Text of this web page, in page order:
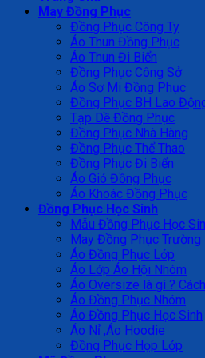
May Đồng Phục
Đồng Phục Công Ty
Áo Thun Đồng Phục
Áo Thun Đi Biển
Đồng Phục Công Sở
Áo Sơ Mi Đồng Phục
Đồng Phục BH Lao
Tạp Dề Đồng Phục
Đồng Phục Nhà Hàng
Đồng Phục Thể Thao
Đồng Phục Đi Biển
Áo Gió Đồng Phục
Áo Khoác Đồng Phục
Đồng Phục Học Sinh
Mẫu Đồng Phục Học
May Đồng Phục Trường
Áo Đồng Phục Lớp
Áo Lớp Áo Hội Nhóm
Áo Oversize là gì ?
Áo Đồng Phục Nhóm
Áo Đồng Phục Học Sinh
Áo Nỉ ,Áo Hoodie
Đồng Phục Họp Lớp